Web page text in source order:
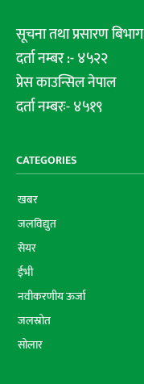
सूचना तथा प्रसारण बिभाग
दर्ता नम्बर :- ४५२२
प्रेस काउन्सिल नेपाल
दर्ता नम्बरः- ४५१९
CATEGORIES
खबर
जलविद्युत
सेयर
ईभी
नवीकरणीय ऊर्जा
जलस्रोत
सोलार